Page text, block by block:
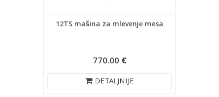
12TS mašina za mlevenje mesa
770.00 €
DETALJNIJE